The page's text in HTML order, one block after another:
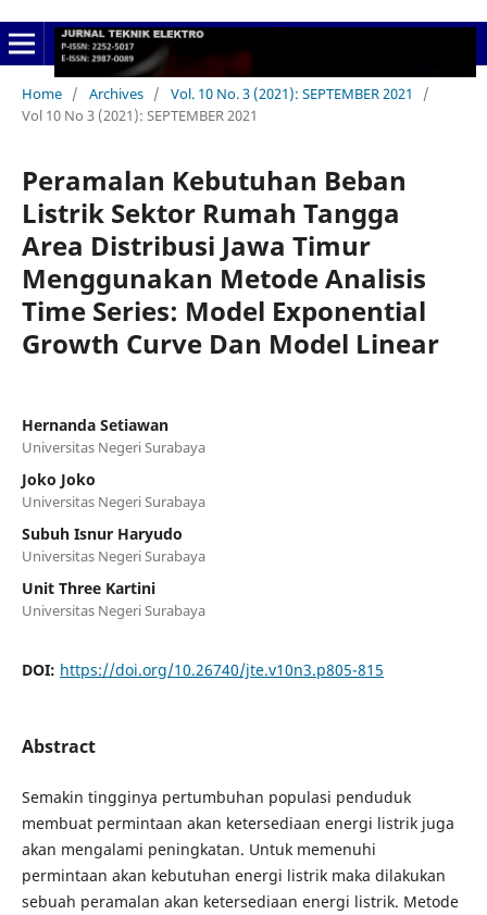
Home / Archives / Vol. 10 No. 3 (2021): SEPTEMBER 2021
/
Vol 10 No 3 (2021): SEPTEMBER 2021
Peramalan Kebutuhan Beban
Listrik Sektor Rumah Tangga
Area Distribusi Jawa Timur
Menggunakan Metode Analisis
Time Series: Model Exponential
Growth Curve Dan Model Linear
Hernanda Setiawan
Universitas Negeri Surabaya
Joko Joko
Universitas Negeri Surabaya
Subuh Isnur Haryudo
Universitas Negeri Surabaya
Unit Three Kartini
Universitas Negeri Surabaya
DOI: https://doi.org/10.26740/jte.v10n3.p805-815
Abstract
Semakin tingginya pertumbuhan populasi penduduk
membuat permintaan akan ketersediaan energi listrik juga
akan mengalami peningkatan. Untuk memenuhi
permintaan akan kebutuhan energi listrik maka dilakukan
sebuah peramalan akan ketersediaan energi listrik. Metode